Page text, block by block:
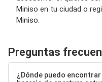
Miniso en tu ciudad o
Miniso.
Preguntas
¿Dónde puedo